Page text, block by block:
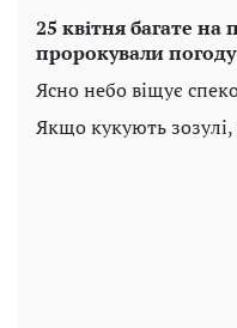
25 квітня багате на
пророкували
Ясно небо віщує
Якщо кукують зозулі,